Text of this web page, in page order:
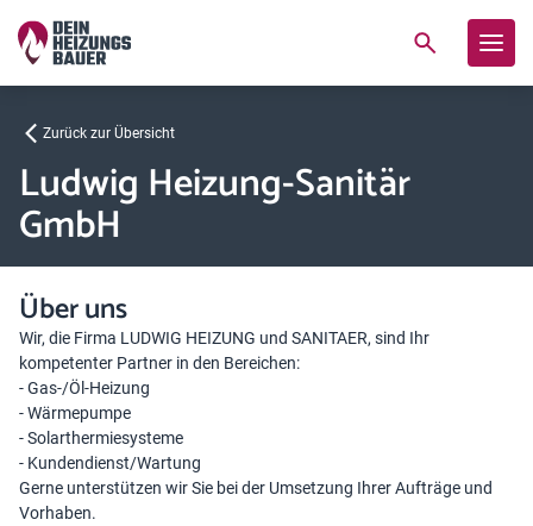
Zurück zur Übersicht
Ludwig Heizung-Sanitär
GmbH
Über uns
Wir, die Firma LUDWIG HEIZUNG und SANITAER, sind Ihr
kompetenter Partner in den Bereichen:
- Gas-/Öl-Heizung
- Wärmepumpe
- Solarthermiesysteme
- Kundendienst/Wartung
Gerne unterstützen wir Sie bei der Umsetzung Ihrer Aufträge und
Vorhaben.